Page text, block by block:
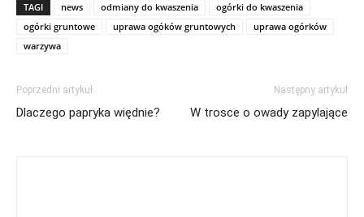
TAGI news odmiany do kwaszenia
ogórki do kwaszenia
ogórki gruntowe
uprawa ogóków gruntowych
uprawa ogórków
warzywa
Poprzedni artykuł
Dlaczego papryka więdnie?
Następny artykuł
W trosce o owady zapylające